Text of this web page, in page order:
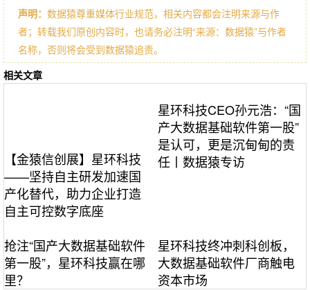
声明： 数据猿尊重媒体行业规范，相关内容都会注明来源与作
者；转载我们原创内容时，也请务必注明“来源：数据猿”与作者
名称，否则将会受到数据猿追责。
相关文章
【金猿信创展】星环科技
——坚持自主研发加速国
产化替代，助力企业打造
自主可控数字底座
星环科技CEO孙元浩：“国
产大数据基础软件第一股”
是认可，更是沉甸甸的责
任丨数据猿专访
抢注“国产大数据基础软件
第一股”，星环科技赢在哪
里？
星环科技终冲刺科创板，
大数据基础软件厂商触电
资本市场